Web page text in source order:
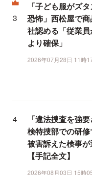
「子ども服がズ
恐怖」西松屋で
社認める「従業
より確保」
2026年07月28日 11時
「違法捜査を強
検特捜部での研修
被害訴えた検事
【手記全文】
2026年08月03日 15時